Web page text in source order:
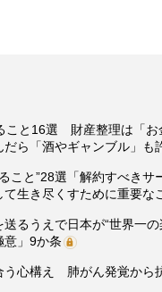
こと16選 財産整理は「お
だら「酒やギャンブル」も
と”28選「解約すべきサ
て生き尽くすために重要な
るうえで日本が“世界一の
」9か条
う心構え 肺がん発覚から